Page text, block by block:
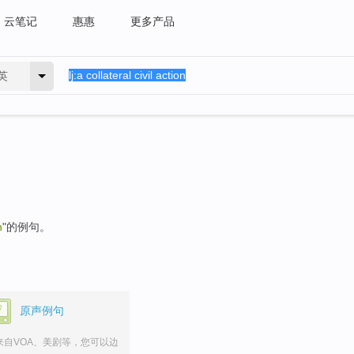
云笔记 惠惠 更多产品
"的例句。
原声例句
自VOA、美剧等，您可以边